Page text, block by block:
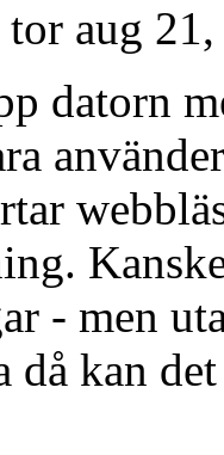
tor aug
datorn
- men
då kan